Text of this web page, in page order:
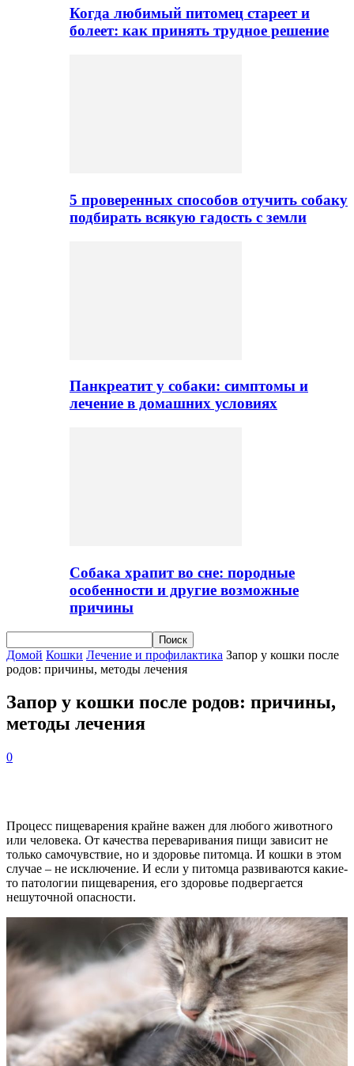
Когда любимый питомец стареет и
болеет: как принять трудное решение
5 проверенных способов отучить собаку
подбирать всякую гадость с земли
Панкреатит у собаки: симптомы и
лечение в домашних условиях
Собака храпит во сне: породные
особенности и другие возможные
причины
Домой Кошки Лечение и профилактика Запор у кошки после
родов: причины, методы лечения
Запор у кошки после родов: причины,
методы лечения
0
Процесс пищеварения крайне важен для любого животного
или человека. От качества переваривания пищи зависит не
только самочувствие, но и здоровье питомца. И кошки в этом
случае – не исключение. И если у питомца развиваются какие-
то патологии пищеварения, его здоровье подвергается
нешуточной опасности.